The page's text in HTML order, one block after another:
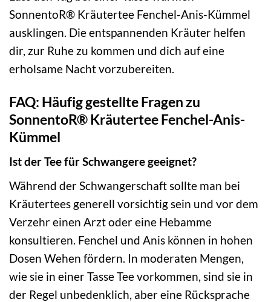
SonnentoR® Kräutertee Fenchel-Anis-Kümmel
ausklingen. Die entspannenden Kräuter helfen
dir, zur Ruhe zu kommen und dich auf eine
erholsame Nacht vorzubereiten.
FAQ: Häufig gestellte Fragen zu
SonnentoR® Kräutertee Fenchel-Anis-
Kümmel
Ist der Tee für Schwangere geeignet?
Während der Schwangerschaft sollte man bei
Kräutertees generell vorsichtig sein und vor dem
Verzehr einen Arzt oder eine Hebamme
konsultieren. Fenchel und Anis können in hohen
Dosen Wehen fördern. In moderaten Mengen,
wie sie in einer Tasse Tee vorkommen, sind sie in
der Regel unbedenklich, aber eine Rücksprache